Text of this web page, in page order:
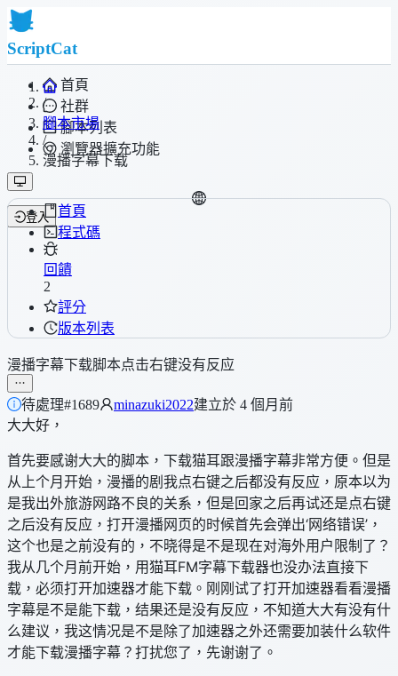
ScriptCat
首頁
社群
腳本列表
瀏覽器擴充功能
登入
/
腳本市場
/
漫播字幕下载
首頁
程式碼
回饋
2
評分
版本列表
漫播字幕下载脚本点击右键没有反应
待處理#1689 minazuki2022建立於 4 個月前
大大好，
首先要感谢大大的脚本，下载猫耳跟漫播字幕非常方便。但是
从上个月开始，漫播的剧我点右键之后都没有反应，原本以为
是我出外旅游网路不良的关系，但是回家之后再试还是点右键
之后没有反应，打开漫播网页的时候首先会弹出‘网络错误’，
这个也是之前没有的，不晓得是不是现在对海外用户限制了？
我从几个月前开始，用猫耳FM字幕下载器也没办法直接下
载，必须打开加速器才能下载。刚刚试了打开加速器看看漫播
字幕是不是能下载，结果还是没有反应，不知道大大有没有什
么建议，我这情况是不是除了加速器之外还需要加装什么软件
才能下载漫播字幕？打扰您了，先谢谢了。